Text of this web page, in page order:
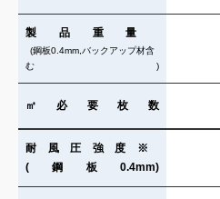
製品重量
(鋼板0.4mm,バックアップ材含
む)
㎡必要枚数
耐風圧強度※
(鋼板0.4mm)